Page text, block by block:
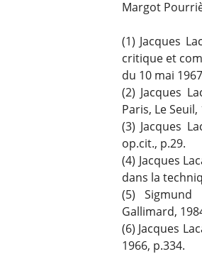
Margot
(1) Jacques
critique et
du 10 mai
(2) Jacques
Paris, Le Seuil,
(3) Jacques
op.cit., p.29.
(4) Jacques
dans la
(5) Sigmund
Gallimard,
(6) Jacques
1966, p.334.